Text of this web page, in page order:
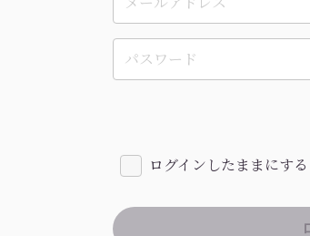
ログインしたままにする